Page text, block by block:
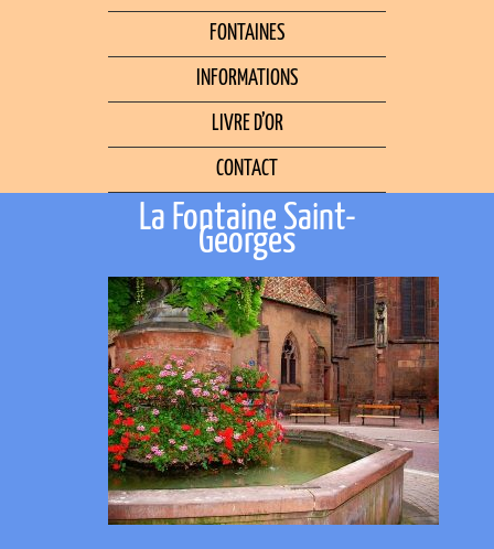
FONTAINES
INFORMATIONS
LIVRE D’OR
CONTACT
La Fontaine Saint-
Georges